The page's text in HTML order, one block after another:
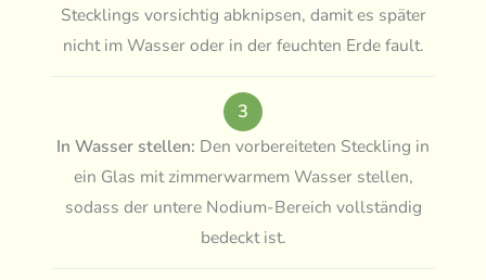
Stecklings vorsichtig abknipsen, damit es später
nicht im Wasser oder in der feuchten Erde fault.
3
In Wasser stellen: Den vorbereiteten Steckling in
ein Glas mit zimmerwarmem Wasser stellen,
sodass der untere Nodium-Bereich vollständig
bedeckt ist.